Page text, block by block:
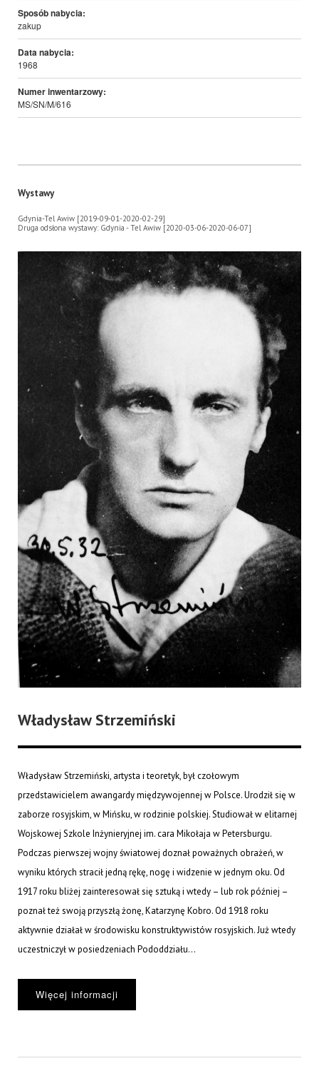
Sposób nabycia:
zakup
Data nabycia:
1968
Numer inwentarzowy:
MS/SN/M/616
Wystawy
Gdynia-Tel Awiw [2019-09-01-2020-02-29]
Druga odsłona wystawy: Gdynia - Tel Awiw [2020-03-06-2020-06-07]
Władysław Strzemiński
Władysław Strzemiński, artysta i teoretyk, był czołowym
przedstawicielem awangardy międzywojennej w Polsce. Urodził się w
zaborze rosyjskim, w Mińsku, w rodzinie polskiej. Studiował w elitarnej
Wojskowej Szkole Inżynieryjnej im. cara Mikołaja w Petersburgu.
Podczas pierwszej wojny światowej doznał poważnych obrażeń, w
wyniku których stracił jedną rękę, nogę i widzenie w jednym oku. Od
1917 roku bliżej zainteresował się sztuką i wtedy – lub rok później –
poznał też swoją przyszłą żonę, Katarzynę Kobro. Od 1918 roku
aktywnie działał w środowisku konstruktywistów rosyjskich. Już wtedy
uczestniczył w posiedzeniach Pododdziału...
Więcej informacji